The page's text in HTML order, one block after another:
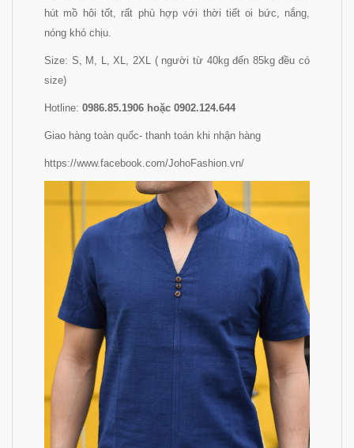
hút mồ hôi tốt, rất phù hợp với thời tiết oi bức, nắng,
nóng khó chịu.
Size: S, M, L, XL, 2XL ( người từ 40kg đến 85kg đều có
size)
Hotline: 0986.85.1906 hoặc 0902.124.644
Giao hàng toàn quốc- thanh toán khi nhận hàng
https://www.facebook.com/JohoFashion.vn/